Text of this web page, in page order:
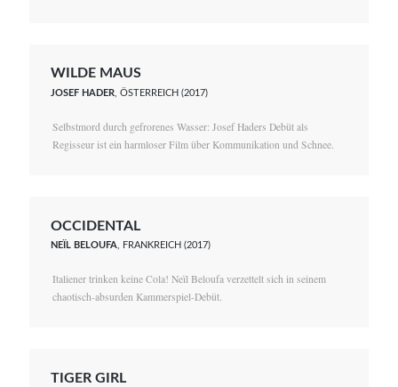
WILDE MAUS
JOSEF HADER , ÖSTERREICH (2017)
Selbstmord durch gefrorenes Wasser: Josef Haders Debüt als
Regisseur ist ein harmloser Film über Kommunikation und Schnee.
OCCIDENTAL
NEÏL BELOUFA , FRANKREICH (2017)
Italiener trinken keine Cola! Neïl Beloufa verzettelt sich in seinem
chaotisch-absurden Kammerspiel-Debüt.
TIGER GIRL